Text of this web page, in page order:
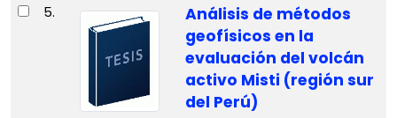
5.
Análisis de métodos
geofísicos en la
evaluación del volcán
activo Misti (región sur
del Perú)